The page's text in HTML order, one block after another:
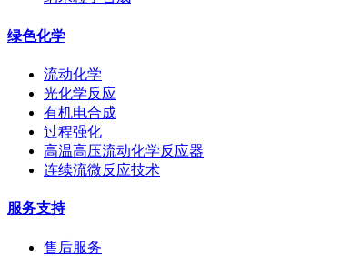
绿色化学
流动化学
光化学反应
有机电合成
过程强化
高温高压流动化学反应器
连续流微反应技术
服务支持
售后服务